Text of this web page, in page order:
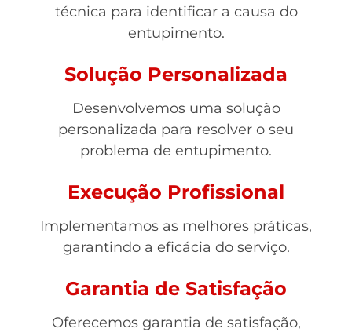
técnica para identificar a causa do
entupimento.
Solução Personalizada
Desenvolvemos uma solução
personalizada para resolver o seu
problema de entupimento.
Execução Profissional
Implementamos as melhores práticas,
garantindo a eficácia do serviço.
Garantia de Satisfação
Oferecemos garantia de satisfação,